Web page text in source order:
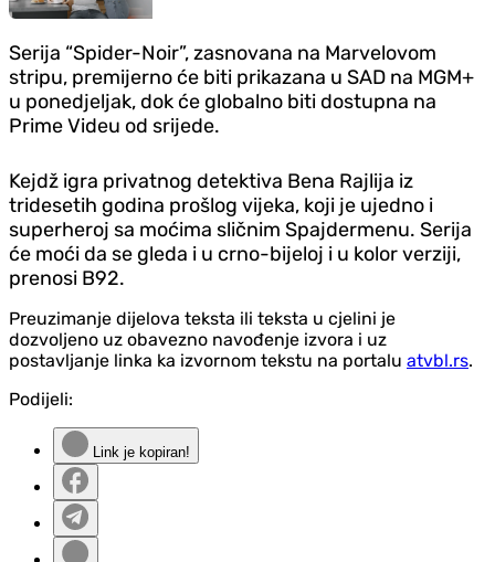
Serija “Spider-Noir”, zasnovana na Marvelovom
stripu, premijerno će biti prikazana u SAD na MGM+
u ponedjeljak, dok će globalno biti dostupna na
Prime Videu od srijede.
Kejdž igra privatnog detektiva Bena Rajlija iz
tridesetih godina prošlog vijeka, koji je ujedno i
superheroj sa moćima sličnim Spajdermenu. Serija
će moći da se gleda i u crno-bijeloj i u kolor verziji,
prenosi B92.
Preuzimanje dijelova teksta ili teksta u cjelini je
dozvoljeno uz obavezno navođenje izvora i uz
postavljanje linka ka izvornom tekstu na portalu atvbl.rs.
Podijeli:
Link je kopiran!